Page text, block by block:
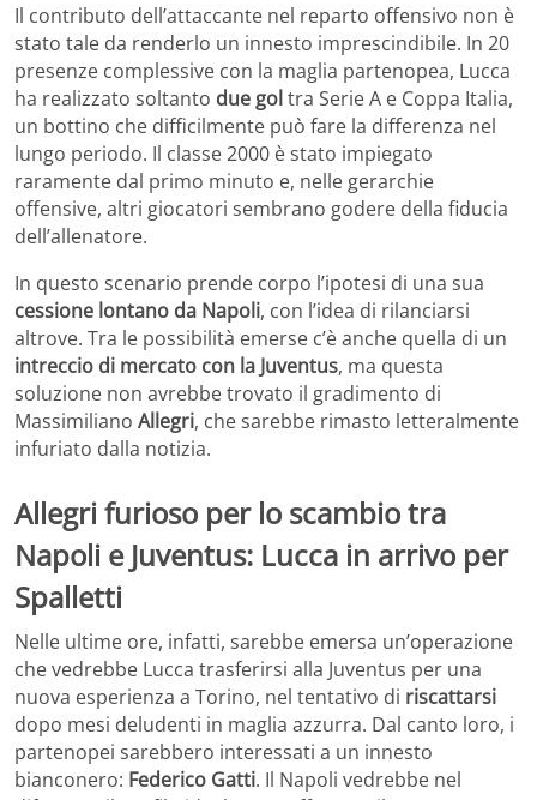
Il contributo dell’attaccante nel reparto offensivo non è
stato tale da renderlo un innesto imprescindibile. In 20
presenze complessive con la maglia partenopea, Lucca
ha realizzato soltanto due goltra Serie A e Coppa Italia,
un bottino che difficilmente può fare la differenza nel
lungo periodo. Il classe 2000 è stato impiegato
raramente dal primo minuto e, nelle gerarchie
offensive, altri giocatori sembrano godere della fiducia
dell’allenatore.
In questo scenario prende corpo l’ipotesi di una sua
cessione lontano da Napoli, con l’idea di rilanciarsi
altrove. Tra le possibilità emerse c’è anche quella di un
intreccio di mercato con la Juventus, ma questa
soluzione non avrebbe trovato il gradimento di
Massimiliano Allegri, che sarebbe rimasto letteralmente
infuriato dalla notizia.
Allegri furioso per lo scambio tra
Napoli e Juventus: Lucca in arrivo per
Spalletti
Nelle ultime ore, infatti, sarebbe emersa un’operazione
che vedrebbe Lucca trasferirsi alla Juventus per una
nuova esperienza a Torino, nel tentativo di riscattarsi
dopo mesi deludenti in maglia azzurra. Dal canto loro, i
partenopei sarebbero interessati a un innesto
bianconero: Federico Gatti. Il Napoli vedrebbe nel